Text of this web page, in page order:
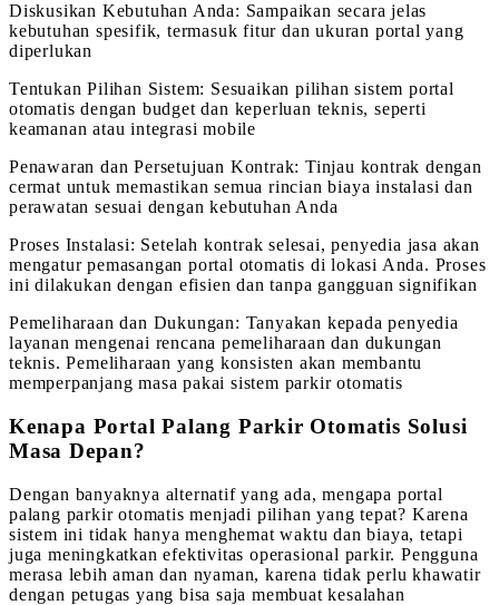
Diskusikan Kebutuhan Anda: Sampaikan secara jelas
kebutuhan spesifik, termasuk fitur dan ukuran portal yang
diperlukan
Tentukan Pilihan Sistem: Sesuaikan pilihan sistem portal
otomatis dengan budget dan keperluan teknis, seperti
keamanan atau integrasi mobile
Penawaran dan Persetujuan Kontrak: Tinjau kontrak dengan
cermat untuk memastikan semua rincian biaya instalasi dan
perawatan sesuai dengan kebutuhan Anda
Proses Instalasi: Setelah kontrak selesai, penyedia jasa akan
mengatur pemasangan portal otomatis di lokasi Anda. Proses
ini dilakukan dengan efisien dan tanpa gangguan signifikan
Pemeliharaan dan Dukungan: Tanyakan kepada penyedia
layanan mengenai rencana pemeliharaan dan dukungan
teknis. Pemeliharaan yang konsisten akan membantu
memperpanjang masa pakai sistem parkir otomatis
Kenapa Portal Palang Parkir Otomatis Solusi
Masa Depan?
Dengan banyaknya alternatif yang ada, mengapa portal
palang parkir otomatis menjadi pilihan yang tepat? Karena
sistem ini tidak hanya menghemat waktu dan biaya, tetapi
juga meningkatkan efektivitas operasional parkir. Pengguna
merasa lebih aman dan nyaman, karena tidak perlu khawatir
dengan petugas yang bisa saja membuat kesalahan